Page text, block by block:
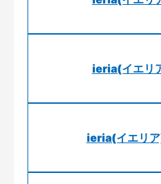
ieria(イエリ
ieria(イエリ